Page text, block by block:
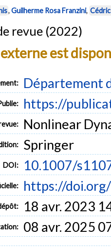
,Guilherme Rosa Franzini,
revue (2022)
est
Département
https://
Nonlinear
Springer
DOI: 10.1007/
https://
18 avr. 2023
08 avr. 2025